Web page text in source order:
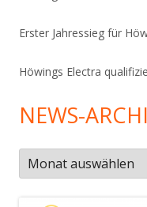
Erster Jahressieg für
Höwings Electra
NEWS-
News-
Archiv